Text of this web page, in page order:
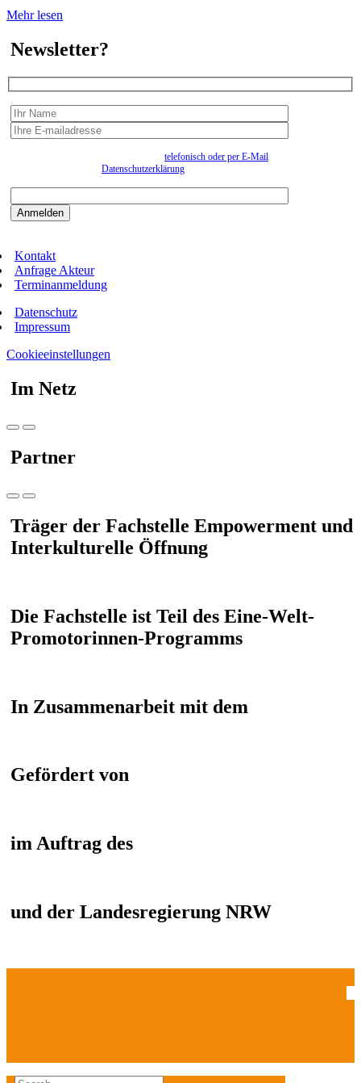
Mehr lesen
Newsletter?
telefonisch oder per E-Mail
Datenschutzerklärung
Kontakt
Anfrage Akteur
Terminanmeldung
Datenschutz
Impressum
Cookieeinstellungen
Im Netz
Partner
Träger der Fachstelle Empowerment und
Interkulturelle Öffnung
Die Fachstelle ist Teil des Eine-Welt-
Promotorinnen-Programms
In Zusammenarbeit mit dem
Gefördert von
im Auftrag des
und der Landesregierung NRW